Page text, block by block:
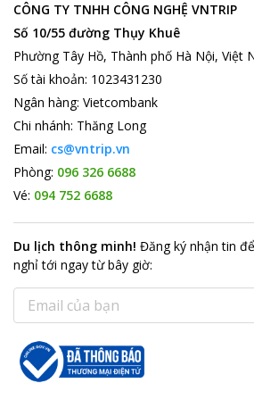
nhộn nhịp cũng như nếp sống văn minh
thưởng thức nhiều món ăn dân dã vô
khám phá những địa danh nổi tiếng của
Tháp Trầm Hương, Quảng trường 2/4,
Bà, Nhà Thờ Núi, Thủy cung Trí Nguyên,
Mun...hàng năm thu hút rất nhiều khách
quan và nghỉ dưỡng. Nơi lý tưởng để du
Kim Hoang Long Hotel
những ai yêu vẻ đẹp thơ mộng của thành
CÔNG TY TNHH CÔNG NGHỆ VNTRIP
Số 10/55 đường Thụy Khuê
Phường Tây Hồ, Thành phố Hà Nội, Việt
Số tài khoản: 1023431230
Ngân hàng: Vietcombank
Chi nhánh: Thăng Long
Email: cs@vntrip.vn
Phòng: 096 326 6688
Vé: 094 752 6688
Du lịch thông minh! Đăng ký nhận tin
nghỉ tới ngay từ bây giờ: